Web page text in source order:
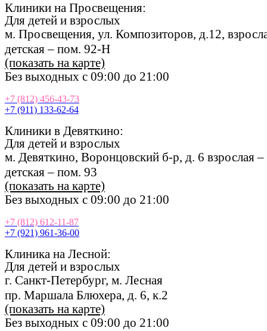
Клиники на Просвещения:
Для детей и взрослых
м. Просвещения, ул. Композиторов, д.12,
детская – пом. 92-Н
(показать на карте)
Без выходных с 09:00 до 21:00
+7 (812) 456-43-73
+7 (911) 133-62-64
Клиники в Девяткино:
Для детей и взрослых
м. Девяткино, Воронцовский б-р, д. 6 взрослая
детская – пом. 93
(показать на карте)
Без выходных с 09:00 до 21:00
+7 (812) 612-11-87
+7 (921) 961-36-00
Клиника на Лесной:
Для детей и взрослых
г. Санкт-Петербург, м. Лесная
пр. Маршала Блюхера, д. 6, к.2
(показать на карте)
Без выходных с 09:00 до 21:00